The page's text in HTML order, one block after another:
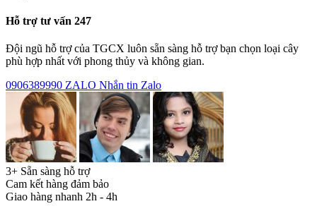
Hỗ trợ tư vấn 247
Đội ngũ hỗ trợ của TGCX luôn sẵn sàng hỗ trợ bạn chọn loại cây
phù hợp nhất với phong thủy và không gian.
0906389990 ZALO Nhắn tin Zalo
3+ Sẵn sàng hỗ trợ
Cam kết hàng đảm bảo
Giao hàng nhanh 2h - 4h